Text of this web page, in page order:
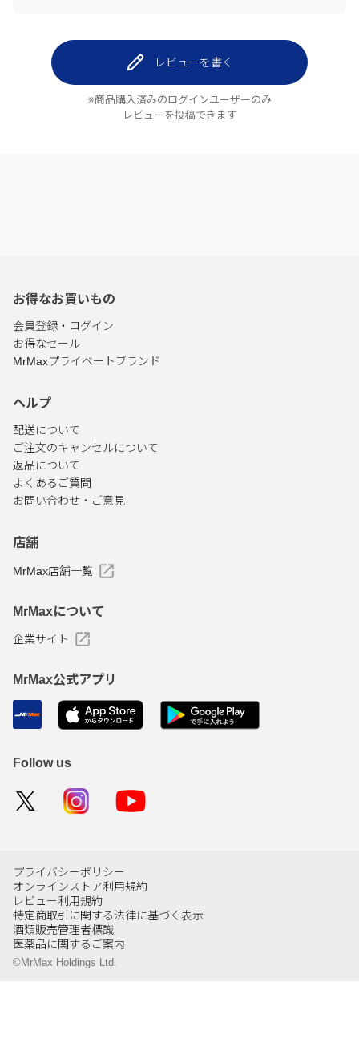
レビューを書く
※商品購入済みのログインユーザーのみ
レビューを投稿できます
お得なお買いもの
会員登録・ログイン
お得なセール
MrMaxプライベートブランド
ヘルプ
配送について
ご注文のキャンセルについて
返品について
よくあるご質問
お問い合わせ・ご意見
店舗
MrMax店舗一覧
MrMaxについて
企業サイト
MrMax公式アプリ
Follow us
プライバシーポリシー
オンラインストア利用規約
レビュー利用規約
特定商取引に関する法律に基づく表示
酒類販売管理者標識
医薬品に関するご案内
©MrMax Holdings Ltd.